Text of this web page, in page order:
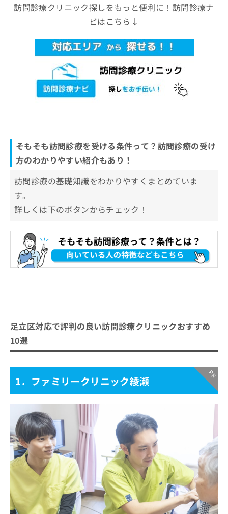
訪問診療クリニック探しをもっと便利に！訪問診療ナ
ビはこちら↓
そもそも訪問診療を受ける条件って？訪問診療の受け
方のわかりやすい紹介もあり！
訪問診療の基礎知識をわかりやすくまとめていま
す。
詳しくは下のボタンからチェック！
足立区対応で評判の良い訪問診療クリニックおすすめ
10選
1．ファミリークリニック綾瀬